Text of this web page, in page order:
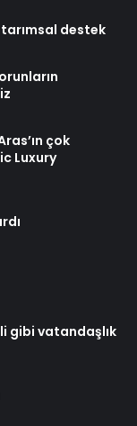
tarımsal destek
çok
Luxury
gibi vatandaşlık